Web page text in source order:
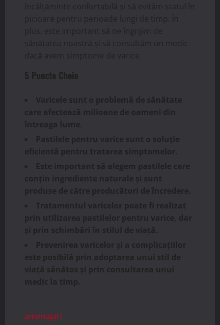
încălțăminte confortabilă și să evităm statul în
picioare pentru perioade lungi de timp. În
plus, este important să ne îngrijim de
sănătatea noastră și să consultăm un medic
dacă avem simptome de varice.
5 Puncte Cheie
Varicele sunt o problemă de sănătate
care afectează milioane de oameni din
întreaga lume.
Pastilele pentru varice sunt o soluție
eficientă pentru tratarea simptomelor.
Este important să alegem pastilele care
conțin ingrediente naturale și sunt
produse de către producători de încredere.
Tratamentul varicelor poate fi realizat
prin utilizarea pastilelor pentru varice, dar
și prin schimbări în stilul de viață.
Prevenirea varicelor și a complicațiilor
este posibilă prin adoptarea unui stil de
viață sănătos și prin consultarea unui
medic la timp.
amenajari